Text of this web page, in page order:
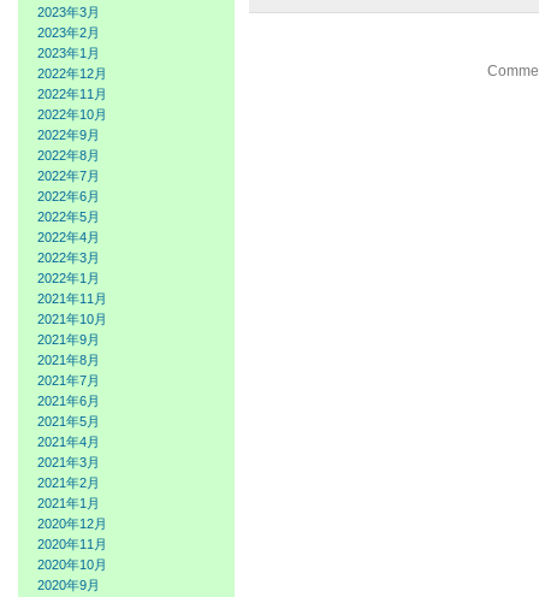
2023年3月
2023年2月
2023年1月
2022年12月
2022年11月
2022年10月
2022年9月
2022年8月
2022年7月
2022年6月
2022年5月
2022年4月
2022年3月
2022年1月
2021年11月
2021年10月
2021年9月
2021年8月
2021年7月
2021年6月
2021年5月
2021年4月
2021年3月
2021年2月
2021年1月
2020年12月
2020年11月
2020年10月
2020年9月